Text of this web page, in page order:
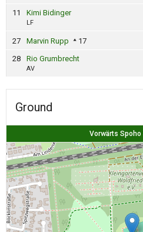
11 Kimi Bidinger
LF
27 Marvin Rupp
17
28
Rio Grumbrecht
AV
Ground
Vorwärts Spoho